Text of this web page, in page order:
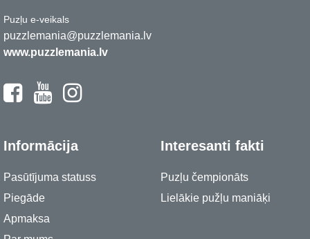
Puzļu e-veikals
puzzlemania@puzzlemania.lv
www.puzzlemania.lv
Informācija
Pasūtījuma statuss
Piegāde
Apmaksa
Interesanti fakti
Puzļu čempionāts
Lielākie pužļu maniāķi